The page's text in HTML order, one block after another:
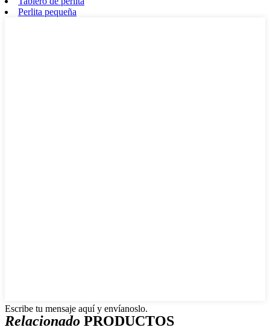
Perlita pequeña
Escribe tu mensaje aquí y envíanoslo.
Relacionado PRODUCTOS